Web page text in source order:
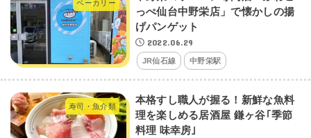
ベーカリー
っぺ仙台中野栄店」で懐かしの揚
げパンゲット
2022.06.29
JR仙石線 中野栄駅
寿司・魚介類
本格すし職人が握る！新鮮な魚料
理を楽しめる居酒屋 鎌ヶ谷｢季節
料理 味幸房｣